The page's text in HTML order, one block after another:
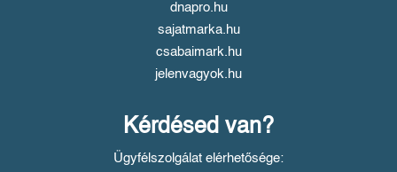
dnapro.hu
sajatmarka.hu
csabaimark.hu
jelenvagyok.hu
Kérdésed van?
Ügyfélszolgálat elérhetősége: